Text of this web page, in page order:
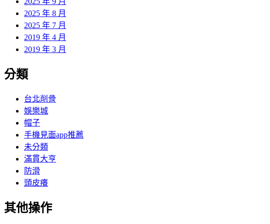
2025 年 8 月
2025 年 7 月
2019 年 4 月
2019 年 3 月
分類
台北削骨
娛樂城
帽子
手機見面app推薦
未分類
滿貫大亨
防滑
頭皮癢
其他操作